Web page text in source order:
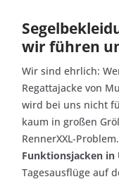
wir führen
Wir sind ehrlich:
Regattajacke von
wird bei uns nicht
kaum in großen
RennerXXL-
Funktionsjacken in
Tagesausflüge auf